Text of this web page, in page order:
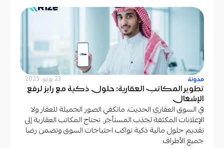
مدونة 23 يونيو، 2025
تطوير المكاتب العقارية: حلول ذكية مع رايز لرفع
الإشغال
في السوق العقاري الحديث، ماتكفي الصور الجميلة للعقار ولا
الإعلانات المكثفة لجذب المستأجر. تحتاج المكاتب العقارية إلى
تقديم حلول مالية ذكية تواكب احتياجات السوق وتضمن رضا
جميع الأطراف.